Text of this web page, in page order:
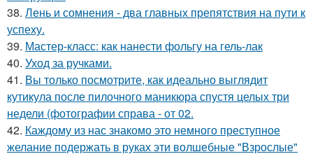
38. Лень и сомнения - два главных препятствия на пути к
успеху.
39. Мастер-класс: как нанести фольгу на гель-лак
40. Уход за ручками.
41. Вы только посмотрите, как идеально выглядит
кутикула после пилочного маникюра спустя целых три
недели (фотографии справа - от 02.
42. Каждому из нас знакомо это немного преступное
желание подержать в руках эти волшебные "Взрослые"